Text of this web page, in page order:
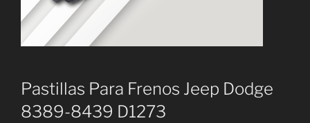
Pastillas Para Frenos Jeep Dodge
8389-8439 D1273